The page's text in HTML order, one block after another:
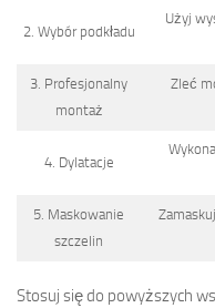
2. Wybór podkładu
Użyj
3. Profesjonalny
montaż
Zleć
4. Dylatacje
5. Maskowanie
szczelin
Stosuj się do powyższych